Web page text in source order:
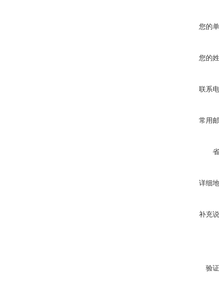
您的
您的
联系
常用
详细
补充
验